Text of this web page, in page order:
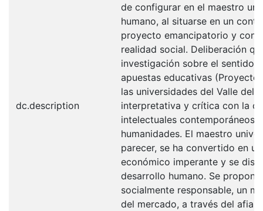
dc.description
de configurar en el maestro
humano, al situarse en un
proyecto emancipatorio y con
realidad social. Deliberación
investigación sobre el sentido
apuestas educativas
las universidades del Valle del
interpretativa y crítica con la
intelectuales contemporáneos
humanidades. El maestro
parecer, se ha convertido en
económico imperante y se
desarrollo humano. Se
socialmente responsable, un
del mercado, a través del